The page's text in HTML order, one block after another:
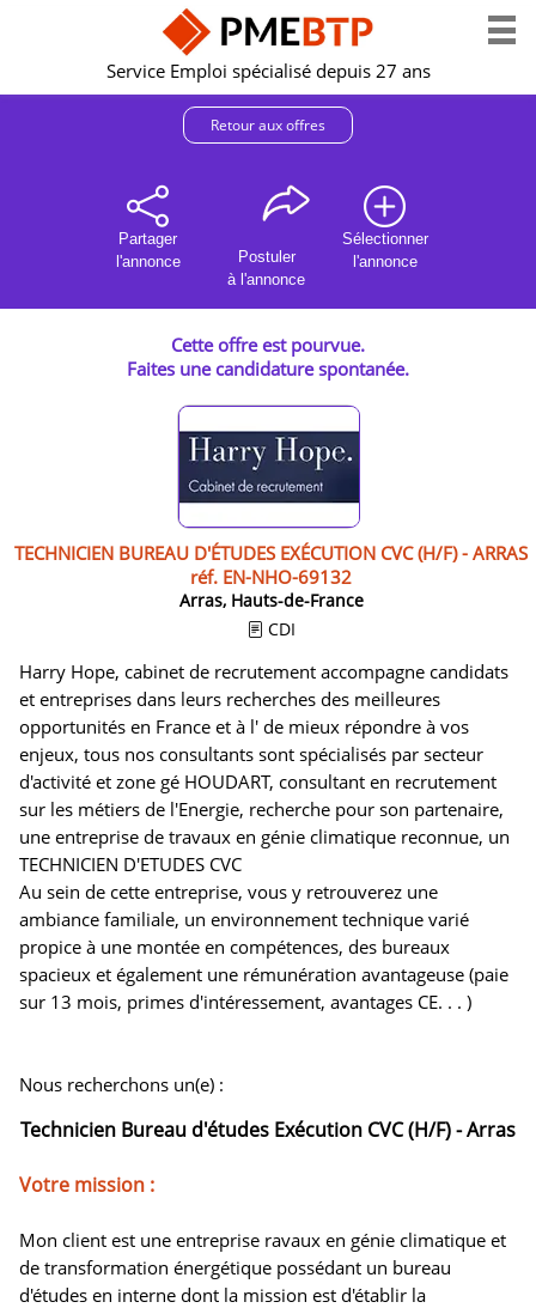
Service Emploi spécialisé depuis 27 ans
Retour aux offres
Partager
l'annonce
Postuler
à l'annonce
Sélectionner
l'annonce
Cette offre est pourvue.
Faites une candidature spontanée.
TECHNICIEN BUREAU D'ÉTUDES EXÉCUTION CVC (H/F) - ARRAS
réf. EN-NHO-69132
Arras, Hauts-de-France
CDI
Harry Hope, cabinet de recrutement accompagne candidats
et entreprises dans leurs recherches des meilleures
opportunités en France et à l' de mieux répondre à vos
enjeux, tous nos consultants sont spécialisés par secteur
d'activité et zone gé HOUDART, consultant en recrutement
sur les métiers de l'Energie, recherche pour son partenaire,
une entreprise de travaux en génie climatique reconnue, un
TECHNICIEN D'ETUDES CVC
Au sein de cette entreprise, vous y retrouverez une
ambiance familiale, un environnement technique varié
propice à une montée en compétences, des bureaux
spacieux et également une rémunération avantageuse (paie
sur 13 mois, primes d'intéressement, avantages CE. . . )
Nous recherchons un(e) :
Technicien Bureau d'études Exécution CVC (H/F) - Arras
Votre mission :
Mon client est une entreprise ravaux en génie climatique et
de transformation énergétique possédant un bureau
d'études en interne dont la mission est d'établir la